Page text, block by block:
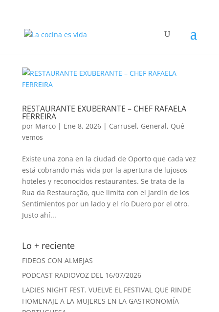
RESTAURANTE EXUBERANTE – CHEF RAFAELA
FERREIRA
por Marco| Ene 8, 2026| Carrusel, General, Qué
vemos
Existe una zona en la ciudad de Oporto que cada vez
está cobrando más vida por la apertura de lujosos
hoteles y reconocidos restaurantes. Se trata de la
Rua da Restauração, que limita con el Jardín de los
Sentimientos por un lado y el río Duero por el otro.
Justo ahí...
Lo + reciente
FIDEOS CON ALMEJAS
PODCAST RADIOVOZ DEL 16/07/2026
LADIES NIGHT FEST. VUELVE EL FESTIVAL QUE RINDE
HOMENAJE A LA MUJERES EN LA GASTRONOMÍA